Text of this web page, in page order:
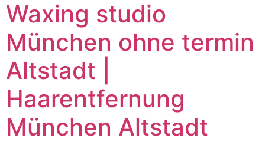
Waxing studio
München ohne termin
Altstadt |
Haarentfernung
München Altstadt